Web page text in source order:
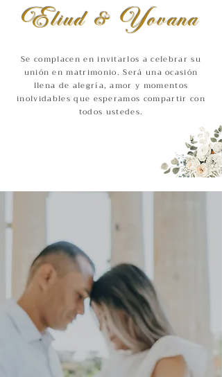
Eliud & Yovana
Se complacen en invitarlos a celebrar su
unión en matrimonio. Será una ocasión
llena de alegría, amor y momentos
inolvidables que esperamos compartir con
todos ustedes.